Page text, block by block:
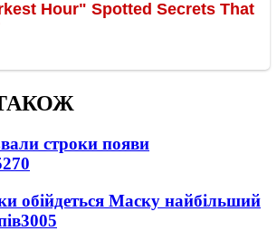
строки появи
обійдеться Маску найбільший
3005